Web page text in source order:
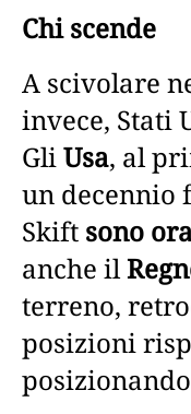
Chi scende
A scivolare
invece, Stati
GliUsa, al
un decennio
Skift sono
anche il
terreno,
posizioni